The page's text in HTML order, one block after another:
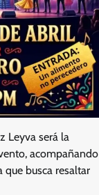
Leyva será la
acompañando
que busca resaltar